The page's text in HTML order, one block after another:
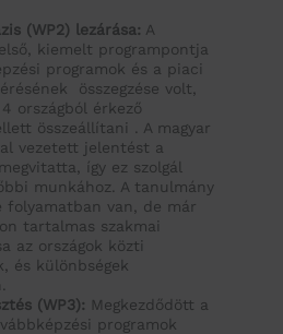
(WP2) lezárása: A
kiemelt programpontja
programok és a piaci
összegzése volt,
országból érkező
összeállítani . A magyar
vezetett jelentést a
így ez szolgál
munkához. A tanulmány
folyamatban van, de már
tartalmas szakmai
az országok közti
és különbségek
(WP3): Megkezdődött a
programok